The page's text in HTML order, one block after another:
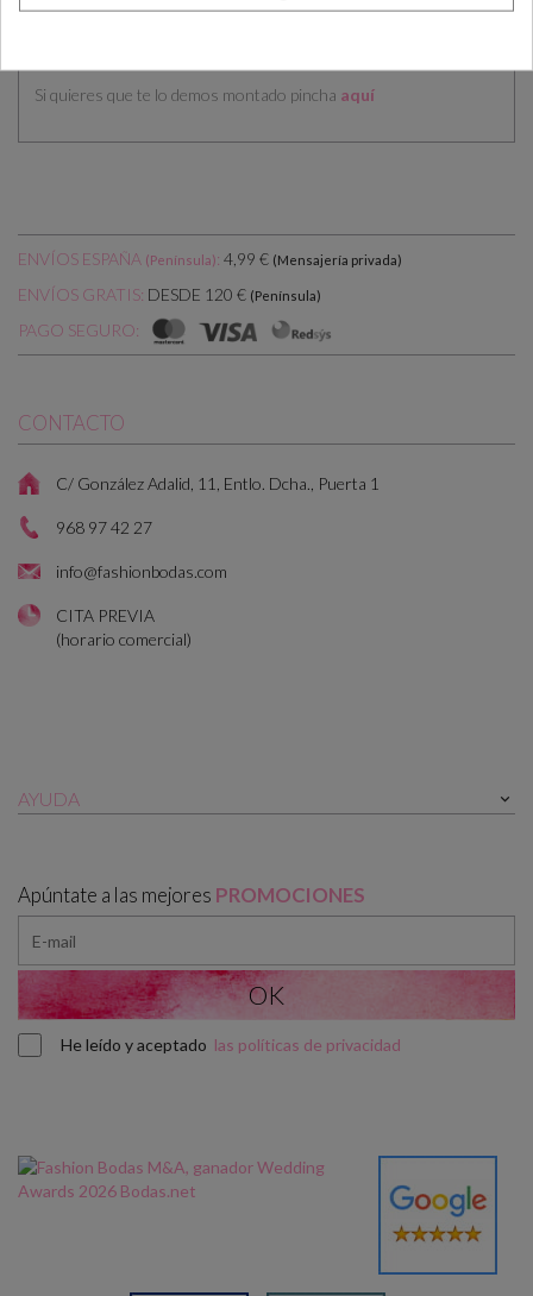
Se manda todo sin montar, sólo se monta una a modo de prueba.
Si quieres que te lo demos montado pincha aquí
ENVÍOS ESPAÑA (Península): 4,99 € (Mensajería privada)
ENVÍOS GRATIS: DESDE 120 € (Península)
PAGO SEGURO:
CONTACTO
C/ González Adalid, 11, Entlo. Dcha., Puerta 1
968 97 42 27
info@fashionbodas.com
CITA PREVIA
(horario comercial)
AYUDA 
Apúntate a las mejores PROMOCIONES
He leído y aceptado las políticas de privacidad